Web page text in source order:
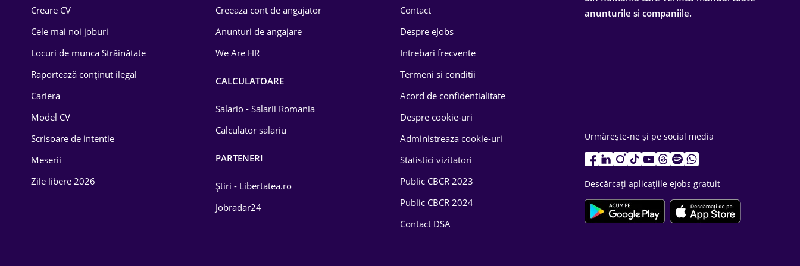
Creare CV
Cele mai noi joburi
Locuri de munca Străinătate
Raportează conținut ilegal
Cariera
Model CV
Scrisoare de intentie
Meserii
Zile libere 2026
Creeaza cont de angajator
Anunturi de angajare
We Are HR
CALCULATOARE
Salario - Salarii Romania
Calculator salariu
PARTENERI
Știri - Libertatea.ro
Jobradar24
Contact
Despre eJobs
Intrebari frecvente
Termeni si conditii
Acord de confidentialitate
Despre cookie-uri
Administreaza cookie-uri
Statistici vizitatori
Public CBCR 2023
Public CBCR 2024
Contact DSA
anunturile si companiile.
Urmărește-ne și pe social media
Descărcați aplicațiile eJobs gratuit